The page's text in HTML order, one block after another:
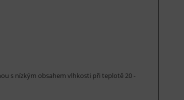
s nízkým obsahem vlhkosti při teplotě 20 -